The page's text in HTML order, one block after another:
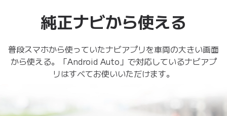
純正ナビから使える
普段スマホから使っていたナビアプリを車両の大きい画面
から使える。「Android Auto」で対応しているナビアプ
リはすべてお使いいただけます。